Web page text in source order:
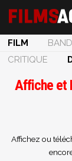
FILM
CRITIQUE
Affiche et
Affichez ou